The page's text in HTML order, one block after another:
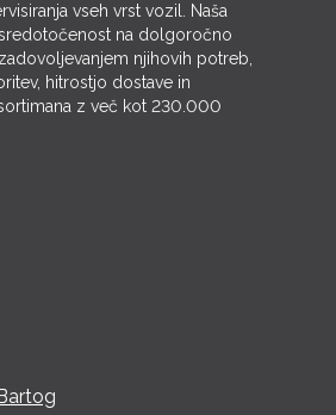
vseh vrst vozil. Naša
na dolgoročno
njihovih potreb,
hitrostjo dostave in
z več kot 230.000